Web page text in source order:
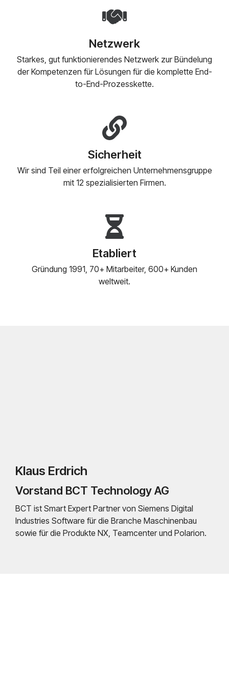
Netzwerk
Starkes, gut funktionierendes Netzwerk zur Bündelung
der Kompetenzen für Lösungen für die komplette End-
to-End-Prozesskette.
Sicherheit
Wir sind Teil einer erfolgreichen Unternehmensgruppe
mit 12 spezialisierten Firmen.
Etabliert
Gründung 1991, 70+ Mitarbeiter, 600+ Kunden
weltweit.
Klaus Erdrich
Vorstand BCT Technology AG
BCT ist Smart Expert Partner von Siemens Digital
Industries Software für die Branche Maschinenbau
sowie für die Produkte NX, Teamcenter und Polarion.